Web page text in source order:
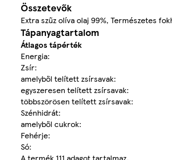
Összetevők
Extra szűz olíva olaj 99%, Természetes
Tápanyagtartalom
Átlagos tápérték
Energia:
Zsír:
amelyből telített zsírsavak:
egyszeresen telített zsírsavak:
többszörösen telített zsírsavak:
Szénhidrát:
amelyből cukrok:
Fehérje:
Só:
A termék 111 adagot tartalmaz.